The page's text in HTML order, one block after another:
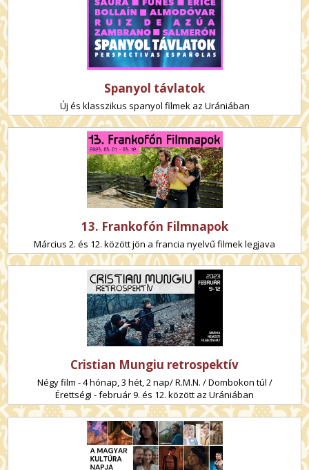
Spanyol távlatok
Új és klasszikus spanyol filmek az Urániában
13. Frankofón Filmnapok
Március 2. és 12. között jön a francia nyelvű filmek legjava
Cristian Mungiu retrospektív
Négy film - 4 hónap, 3 hét, 2 nap/ R.M.N. / Dombokon túl /
Érettségi - február 9. és 12. között az Urániában